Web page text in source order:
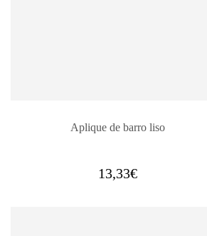
Aplique de barro liso
13,33€